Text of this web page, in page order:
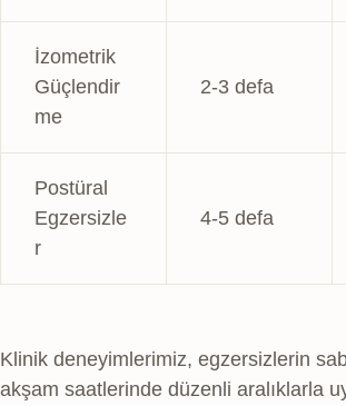
İzometrik
Güçlendir
me
2-3 defa
Postüral
Egzersizle
r
4-5 defa
Klinik deneyimlerimiz, egzersizlerin
akşam saatlerinde düzenli aralıklarla